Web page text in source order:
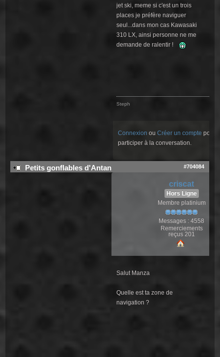
jet ski, meme si c'est un trois
places je préfère naviguer
seul...dans mon cas Kawasaki
310 LX, ainsi personne ne me
demande de ralentir !
Steph
Connexion ouCréer un compte pour
participer à la conversation.
Petits gonflables d'Antan #704084
criscat
Hors Ligne
Membre platinium
Messages : 4558
Remerciements
reçus 201
Salut Manza
Quelle est ta zone de
navigation ?